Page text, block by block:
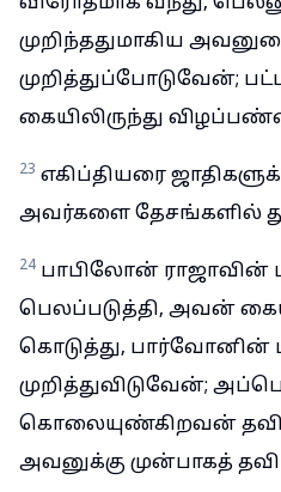
முறிந்ததுமாகிய
முறித்துப்போடுவேன்;
கையிலிருந்து
23 எகிப்தியரை
அவர்களை தேசங்களில்
24 பாபிலோன் ராஜாவின்
பெலப்படுத்தி, அவன்
கொடுத்து, பார்வோனின்
முறித்துவிடுவேன்;
கொலையுண்கிறவன்
அவனுக்கு முன்பாகத்